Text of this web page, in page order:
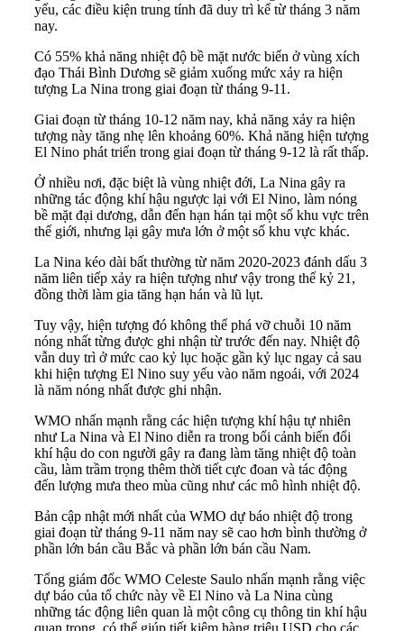
yếu, các điều kiện trung tính đã duy trì kể từ tháng 3 năm
nay.
Có 55% khả năng nhiệt độ bề mặt nước biển ở vùng xích
đạo Thái Bình Dương sẽ giảm xuống mức xảy ra hiện
tượng La Nina trong giai đoạn từ tháng 9-11.
Giai đoạn từ tháng 10-12 năm nay, khả năng xảy ra hiện
tượng này tăng nhẹ lên khoảng 60%. Khả năng hiện tượng
El Nino phát triển trong giai đoạn từ tháng 9-12 là rất thấp.
Ở nhiều nơi, đặc biệt là vùng nhiệt đới, La Nina gây ra
những tác động khí hậu ngược lại với El Nino, làm nóng
bề mặt đại dương, dẫn đến hạn hán tại một số khu vực trên
thế giới, nhưng lại gây mưa lớn ở một số khu vực khác.
La Nina kéo dài bất thường từ năm 2020-2023 đánh dấu 3
năm liên tiếp xảy ra hiện tượng như vậy trong thế kỷ 21,
đồng thời làm gia tăng hạn hán và lũ lụt.
Tuy vậy, hiện tượng đó không thể phá vỡ chuỗi 10 năm
nóng nhất từng được ghi nhận từ trước đến nay. Nhiệt độ
vẫn duy trì ở mức cao kỷ lục hoặc gần kỷ lục ngay cả sau
khi hiện tượng El Nino suy yếu vào năm ngoái, với 2024
là năm nóng nhất được ghi nhận.
WMO nhấn mạnh rằng các hiện tượng khí hậu tự nhiên
như La Nina và El Nino diễn ra trong bối cảnh biến đổi
khí hậu do con người gây ra đang làm tăng nhiệt độ toàn
cầu, làm trầm trọng thêm thời tiết cực đoan và tác động
đến lượng mưa theo mùa cũng như các mô hình nhiệt độ.
Bản cập nhật mới nhất của WMO dự báo nhiệt độ trong
giai đoạn từ tháng 9-11 năm nay sẽ cao hơn bình thường ở
phần lớn bán cầu Bắc và phần lớn bán cầu Nam.
Tổng giám đốc WMO Celeste Saulo nhấn mạnh rằng việc
dự báo của tổ chức này về El Nino và La Nina cùng
những tác động liên quan là một công cụ thông tin khí hậu